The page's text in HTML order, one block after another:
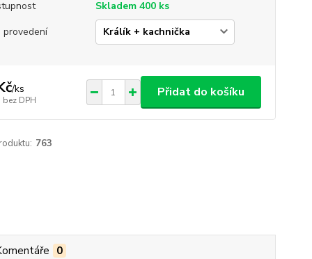
Skladem 400 ks
provedení
/ks
bez DPH
Přidat do košíku
763
0